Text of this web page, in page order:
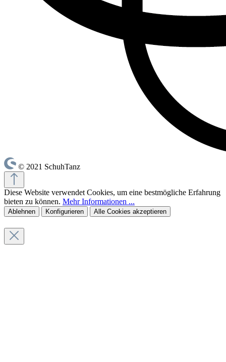
© 2021 SchuhTanz
Diese Website verwendet Cookies, um eine bestmögliche Erfahrung
bieten zu können. Mehr Informationen ...
Ablehnen Konfigurieren Alle Cookies akzeptieren